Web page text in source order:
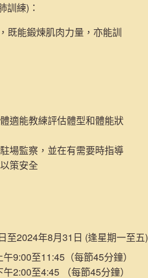
訓練) ：
既能鍛煉肌肉力量，亦能訓
適能教練評估體型和體能狀
場監察，並在有需要時指導
策安全
至2024年8月31日 (逢星期一至五)
9:00至11:45（每節45分鐘）
2:00至4:45 （每節45分鐘）